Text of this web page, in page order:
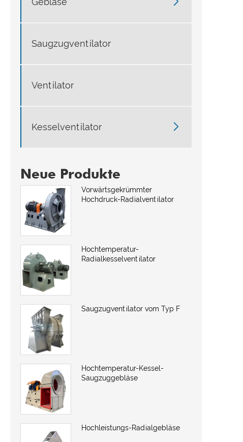
Saugzugventilator
Ventilator
Kesselventilator 
Neue Produkte
Vorwärtsgekrümmter
Hochdruck-Radialventilator
Hochtemperatur-
Radialkesselventilator
Saugzugventilator vom Typ F
Hochtemperatur-Kessel-
Saugzuggebläse
Hochleistungs-Radialgebläse